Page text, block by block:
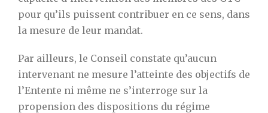
pour qu’ils puissent contribuer en ce sens, dans
la mesure de leur mandat.
Par ailleurs, le Conseil constate qu’aucun
intervenant ne mesure l’atteinte des objectifs de
l’Entente ni même ne s’interroge sur la
propension des dispositions du régime